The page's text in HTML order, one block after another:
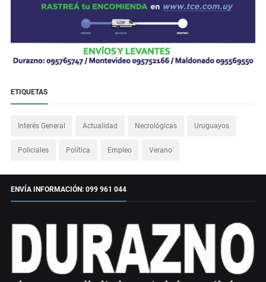
ETIQUETAS
Interés General Actualidad Necrológicas Uruguayos
Policiales Política Empleo Verano
ENVÍA INFORMACIÓN: 099 961 044